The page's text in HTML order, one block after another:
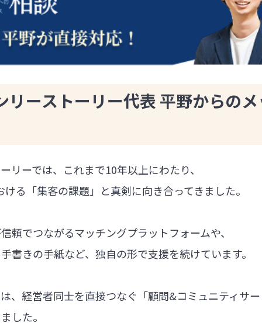
リーストーリー代表 平野からの
リーでは、これまで10年以上にわたり、
る「集客の課題」と真剣に向き合ってきました。
頼でつながるマッチングプラットフォームや、
書きの手紙など、独自の形で支援を続けています。
、経営者同士を直接つなぐ「顧問&コミュニティサ
した。